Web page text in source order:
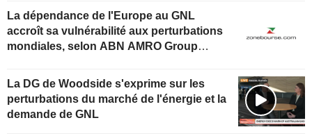
La dépendance de l'Europe au GNL
accroît sa vulnérabilité aux perturbations
mondiales, selon ABN AMRO Group
La DG de Woodside s'exprime sur les
perturbations du marché de l'énergie et la
demande de GNL